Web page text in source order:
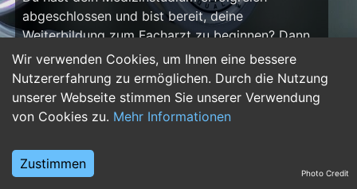
Wir verwenden Cookies, um Ihnen eine bessere
Nutzererfahrung zu ermöglichen. Durch die Nutzung
unserer Webseite stimmen Sie unserer Verwendung
von Cookies zu. Mehr Informationen
Zustimmen
abgeschlossen und bist bereit, deine
Weiterbildung zum Facharzt zu beginnen? Dann
bist du aufassistenz-arzt.comgenau richtig!
Hier findest du zahlreiche Stellenangebote für
Assistenzärzte in allen Fachrichtungen – von der
Inneren Medizin über die Chirurgie bis hin zur
deine Karriere im Arztberuf und finde die
passende Klinik oder Praxis für deinen nächstenPhoto Credit